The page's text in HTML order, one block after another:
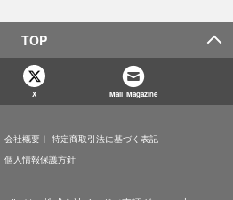
TOP
X Mail Magazine
会社概要
特定商取引法に基づく表記
個人情報保護方針